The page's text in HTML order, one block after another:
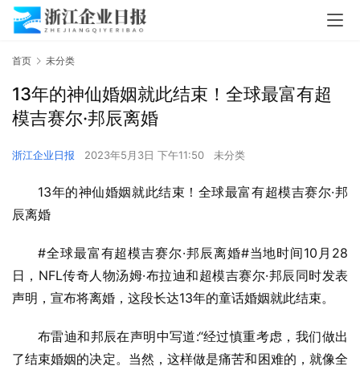
首页 未分类
13年的神仙婚姻就此结束！全球最富有超
模吉赛尔·邦辰离婚
浙江企业日报 2023年5月3日 下午11:50 未分类
13年的神仙婚姻就此结束！全球最富有超模吉赛尔·邦
辰离婚
#全球最富有超模吉赛尔·邦辰离婚#当地时间10月28
日，NFL传奇人物汤姆·布拉迪和超模吉赛尔·邦辰同时发表
声明，宣布将离婚，这段长达13年的童话婚姻就此结束。
布雷迪和邦辰在声明中写道:“经过慎重考虑，我们做出
了结束婚姻的决定。当然，这样做是痛苦和困难的，就像全